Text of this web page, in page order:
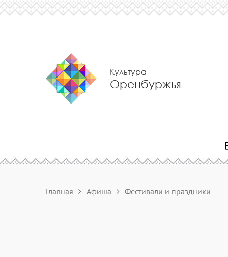
Культура
Оренбуржья
Главная Афиша Фестивали и праздники